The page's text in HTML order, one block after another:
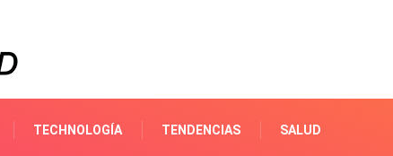
TECHNOLOGÍA TENDENCIAS SALUD